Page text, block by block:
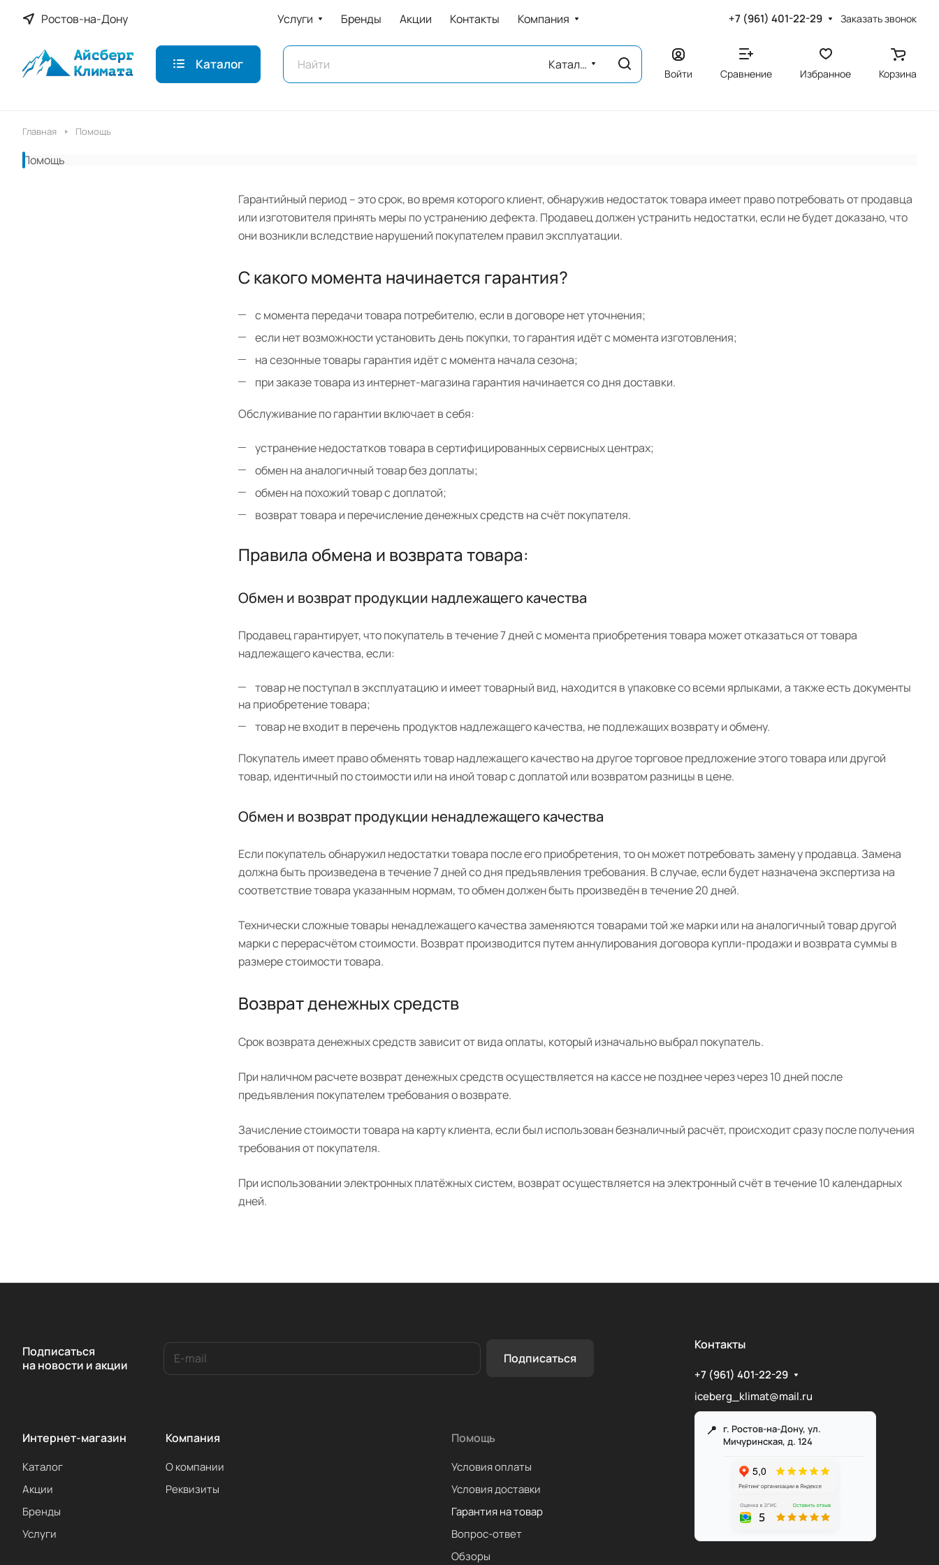
Ростов-на-Дону Услуги Бренды Акции Контакты Компания +7 (961) 401-22-29 Заказать звонок
Каталог Каталог
Войти Сравнение Избранное Корзина
Главная Помощь
Помощь
Гарантийный период – это срок, во время которого клиент, обнаружив недостаток товара имеет право потребовать от продавца
или изготовителя принять меры по устранению дефекта. Продавец должен устранить недостатки, если не будет доказано, что
они возникли вследствие нарушений покупателем правил эксплуатации.
С какого момента начинается гарантия?
с момента передачи товара потребителю, если в договоре нет уточнения;
если нет возможности установить день покупки, то гарантия идёт с момента изготовления;
на сезонные товары гарантия идёт с момента начала сезона;
при заказе товара из интернет-магазина гарантия начинается со дня доставки.
Обслуживание по гарантии включает в себя:
устранение недостатков товара в сертифицированных сервисных центрах;
обмен на аналогичный товар без доплаты;
обмен на похожий товар с доплатой;
возврат товара и перечисление денежных средств на счёт покупателя.
Правила обмена и возврата товара:
Обмен и возврат продукции надлежащего качества
Продавец гарантирует, что покупатель в течение 7 дней с момента приобретения товара может отказаться от товара
надлежащего качества, если:
товар не поступал в эксплуатацию и имеет товарный вид, находится в упаковке со всеми ярлыками, а также есть документы
на приобретение товара;
товар не входит в перечень продуктов надлежащего качества, не подлежащих возврату и обмену.
Покупатель имеет право обменять товар надлежащего качество на другое торговое предложение этого товара или другой
товар, идентичный по стоимости или на иной товар с доплатой или возвратом разницы в цене.
Обмен и возврат продукции ненадлежащего качества
Если покупатель обнаружил недостатки товара после его приобретения, то он может потребовать замену у продавца. Замена
должна быть произведена в течение 7 дней со дня предъявления требования. В случае, если будет назначена экспертиза на
соответствие товара указанным нормам, то обмен должен быть произведён в течение 20 дней.
Технически сложные товары ненадлежащего качества заменяются товарами той же марки или на аналогичный товар другой
марки с перерасчётом стоимости. Возврат производится путем аннулирования договора купли-продажи и возврата суммы в
размере стоимости товара.
Возврат денежных средств
Срок возврата денежных средств зависит от вида оплаты, который изначально выбрал покупатель.
При наличном расчете возврат денежных средств осуществляется на кассе не позднее через через 10 дней после
предъявления покупателем требования о возврате.
Зачисление стоимости товара на карту клиента, если был использован безналичный расчёт, происходит сразу после получения
требования от покупателя.
При использовании электронных платёжных систем, возврат осуществляется на электронный счёт в течение 10 календарных
дней.
Подписаться
на новости и акции
Подписаться
Интернет-магазин
Каталог
Акции
Бренды
Услуги
Компания
О компании
Реквизиты
Помощь
Условия оплаты
Условия доставки
Гарантия на товар
Вопрос-ответ
Обзоры
Контакты
+7 (961) 401-22-29
iceberg_klimat@mail.ru
г. Ростов-на-Дону, ул.
Мичуринская, д. 124